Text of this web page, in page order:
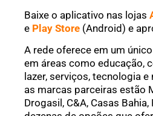
Baixe o aplicativo nas lojas
e Play Store (Android) e
A rede oferece em um
em áreas como educação,
lazer, serviços, tecnologia
as marcas parceiras estão
Drogasil, C&A, Casas